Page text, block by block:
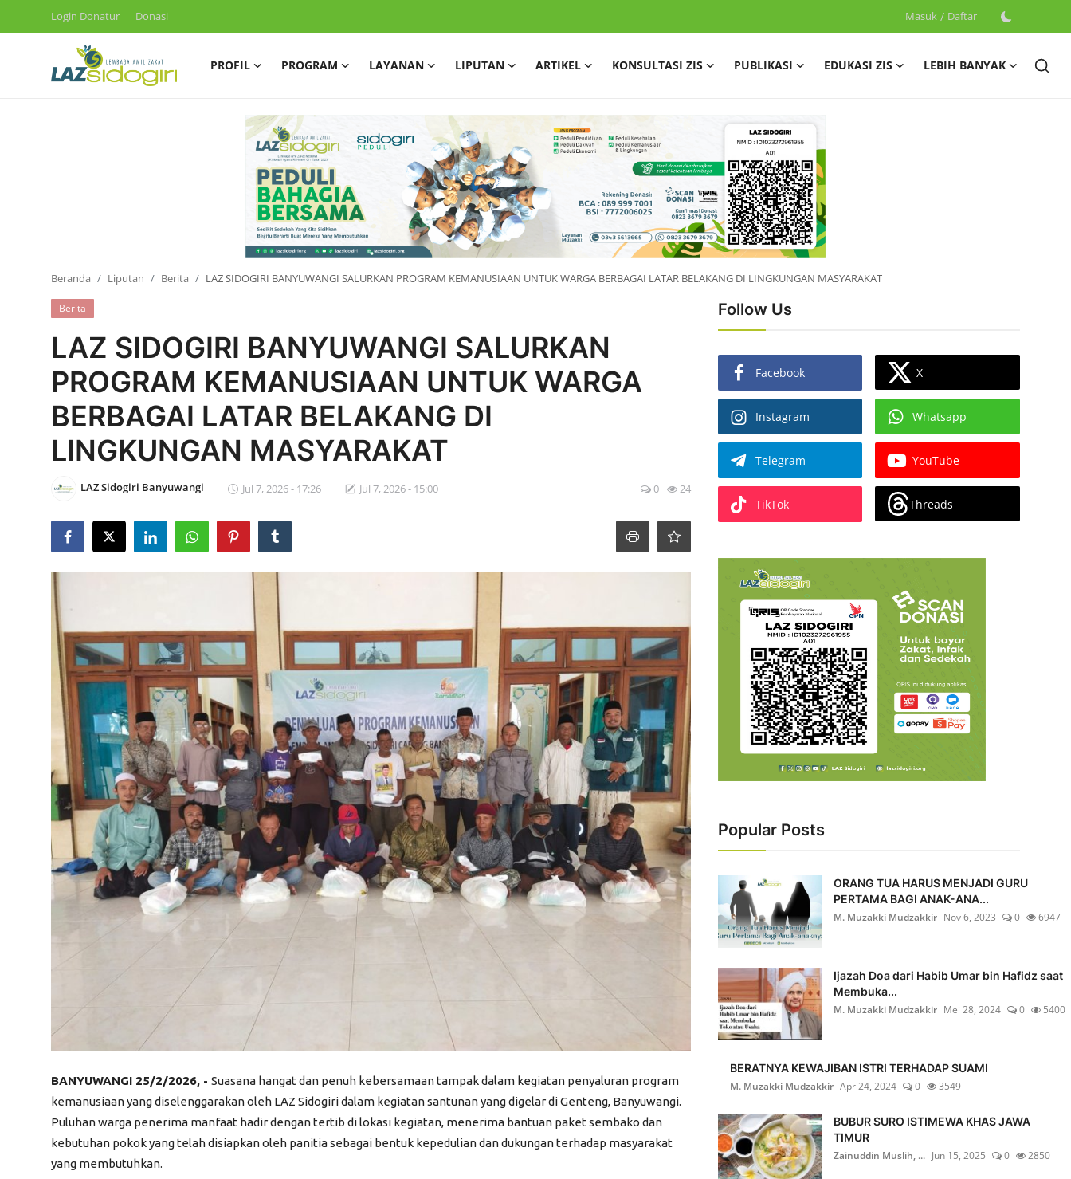
Login Donatur Donasi Masuk / Daftar
PROFIL PROGRAM LAYANAN LIPUTAN ARTIKEL KONSULTASI ZIS PUBLIKASI EDUKASI ZIS
LEBIH BANYAK
Konsultasi ZIS
Edukasi ZIS
Contact
Donasi
Beranda Liputan Berita LAZ SIDOGIRI BANYUWANGI SALURKAN PROGRAM KEMANUSIAAN UNTUK WARGA BERBAGAI LATAR BELAKANG DI LINGKUNGAN MASYARAKAT
Berita
LAZ SIDOGIRI BANYUWANGI SALURKAN
PROGRAM KEMANUSIAAN UNTUK WARGA
BERBAGAI LATAR BELAKANG DI
LINGKUNGAN MASYARAKAT
LAZ Sidogiri Banyuwangi Jul 7, 2026 - 17:26 Jul 7, 2026 - 15:00 0 24
BANYUWANGI 25/2/2026, - Suasana hangat dan penuh kebersamaan tampak dalam kegiatan penyaluran program
kemanusiaan yang diselenggarakan oleh LAZ Sidogiridalam kegiatan santunan yang digelar di Genteng, Banyuwangi.
Puluhan warga penerima manfaat hadir dengan tertib di lokasi kegiatan, menerima bantuan paket sembako dan
kebutuhan pokok yang telah disiapkan oleh panitia sebagai bentuk kepedulian dan dukungan terhadap masyarakat
yang membutuhkan.
Follow Us
Facebook X
Instagram Whatsapp
Telegram YouTube
TikTok Threads
Popular Posts
ORANG TUA HARUS MENJADI GURU
PERTAMA BAGI ANAK-ANA...
M. Muzakki Mudzakkir Nov 6, 2023 0 6947
Ijazah Doa dari Habib Umar bin Hafidz saat
Membuka...
M. Muzakki Mudzakkir Mei 28, 2024 0 5400
BERATNYA KEWAJIBAN ISTRI TERHADAP SUAMI
M. Muzakki Mudzakkir Apr 24, 2024 0 3549
BUBUR SURO ISTIMEWA KHAS JAWA
TIMUR
Zainuddin Muslih, ... Jun 15, 2025 0 2850